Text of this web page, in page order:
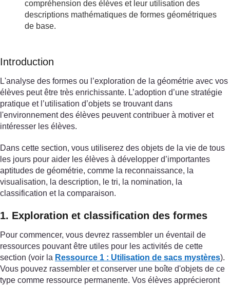
compréhension des élèves et leur utilisation des
descriptions mathématiques de formes géométriques
de base.
Introduction
L'analyse des formes ou l’exploration de la géométrie avec vos
élèves peut être très enrichissante. L’adoption d’une stratégie
pratique et l’utilisation d’objets se trouvant dans
l'environnement des élèves peuvent contribuer à motiver et
intéresser les élèves.
Dans cette section, vous utiliserez des objets de la vie de tous
les jours pour aider les élèves à développer d’importantes
aptitudes de géométrie, comme la reconnaissance, la
visualisation, la description, le tri, la nomination, la
classification et la comparaison.
1. Exploration et classification des formes
Pour commencer, vous devrez rassembler un éventail de
ressources pouvant être utiles pour les activités de cette
section (voir la Ressource 1 : Utilisation de sacs mystères).
Vous pouvez rassembler et conserver une boîte d'objets de ce
type comme ressource permanente. Vos élèves apprécieront